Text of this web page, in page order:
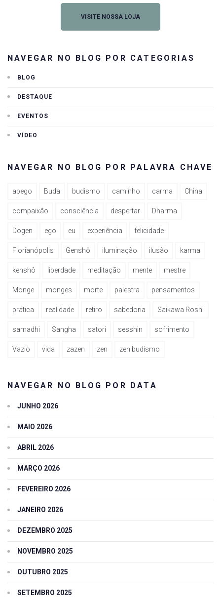
VISITE NOSSA LOJA
NAVEGAR NO BLOG POR CATEGORIAS
BLOG
DESTAQUE
EVENTOS
VÍDEO
NAVEGAR NO BLOG POR PALAVRA CHAVE
apego Buda budismo caminho carma China
compaixão consciência despertar Dharma
Dogen ego eu experiência felicidade
Florianópolis Genshô iluminação ilusão karma
kenshô liberdade meditação mente mestre
Monge monges morte palestra pensamentos
prática realidade retiro sabedoria Saikawa Roshi
samadhi Sangha satori sesshin sofrimento
Vazio vida zazen zen zen budismo
NAVEGAR NO BLOG POR DATA
JUNHO 2026
MAIO 2026
ABRIL 2026
MARÇO 2026
FEVEREIRO 2026
JANEIRO 2026
DEZEMBRO 2025
NOVEMBRO 2025
OUTUBRO 2025
SETEMBRO 2025